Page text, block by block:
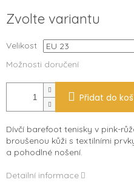
cena:
Zvolte variantu
Velikost
Možnosti doručení
Přidat do
Dívčí barefoot tenisky v pink-
broušenou kůži s textilními
a pohodlné nošení.
Detailní informace